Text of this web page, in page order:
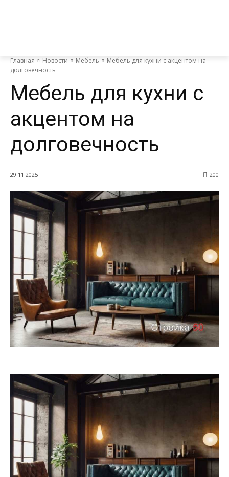
Главная Новости Мебель
Мебель для кухни с акцентом на
долговечность
Мебель для кухни с
акцентом на
долговечность
29.11.2025 200